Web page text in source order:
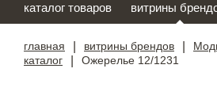
каталог товаров витрины
главная витрины брендов
каталог Ожерелье 12/1231